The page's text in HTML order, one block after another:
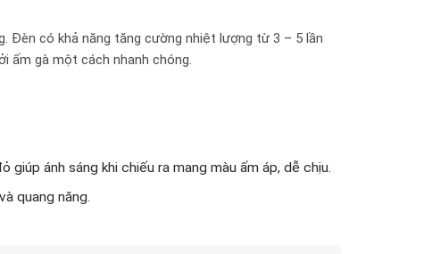
Đèn có khả năng tăng cường nhiệt lượng từ 3 – 5 lần
ấm gà một cách nhanh chóng.
ánh sáng khi chiếu ra mang màu ấm áp, dễ chịu.
quang năng.